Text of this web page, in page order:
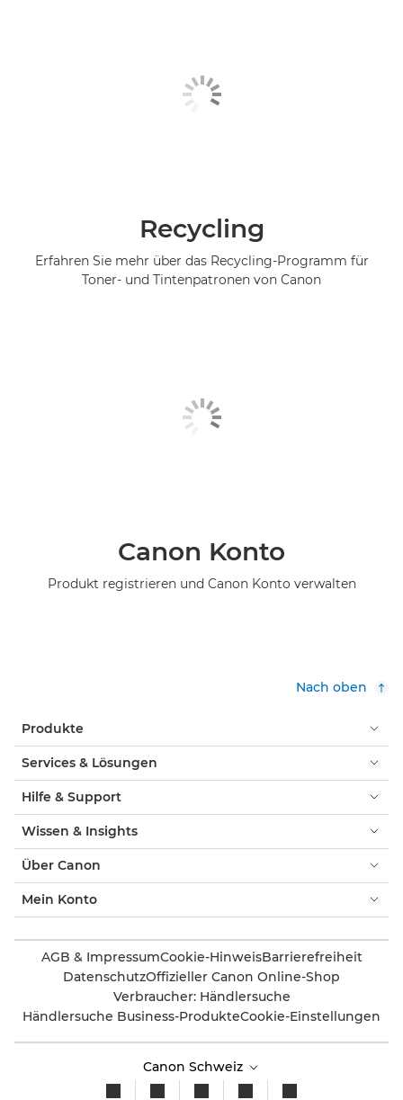
Recycling
Erfahren Sie mehr über das Recycling-Programm für
Toner- und Tintenpatronen von Canon
Canon Konto
Produkt registrieren und Canon Konto verwalten
Nach oben
Produkte
Services & Lösungen
Hilfe & Support
Wissen & Insights
Über Canon
Mein Konto
AGB & ImpressumCookie-HinweisBarrierefreiheit
DatenschutzOffizieller Canon Online-Shop
Verbraucher: Händlersuche
Händlersuche Business-ProdukteCookie-Einstellungen
Canon Schweiz